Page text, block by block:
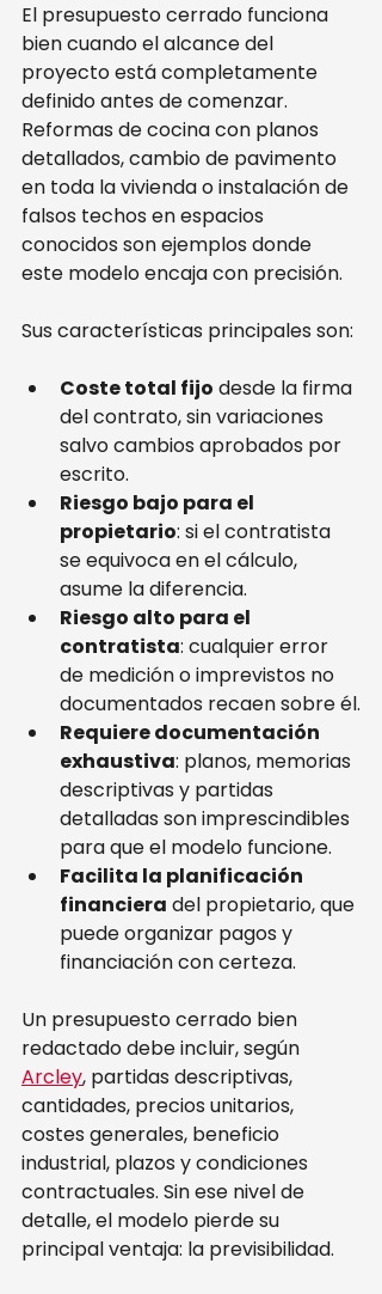
El presupuesto cerrado funciona
bien cuando el alcance del
proyecto está completamente
definido antes de comenzar.
Reformas de cocina con planos
detallados, cambio de pavimento
en toda la vivienda o instalación de
falsos techos en espacios
conocidos son ejemplos donde
este modelo encaja con precisión.
Sus características principales son:
Coste total fijo desde la firma
del contrato, sin variaciones
salvo cambios aprobados por
escrito.
Riesgo bajo para el
propietario: si el contratista
se equivoca en el cálculo,
asume la diferencia.
Riesgo alto para el
contratista: cualquier error
de medición o imprevistos no
documentados recaen sobre él.
Requiere documentación
exhaustiva: planos, memorias
descriptivas y partidas
detalladas son imprescindibles
para que el modelo funcione.
Facilita la planificación
financiera del propietario, que
puede organizar pagos y
financiación con certeza.
Un presupuesto cerrado bien
redactado debe incluir, según
Arcley, partidas descriptivas,
cantidades, precios unitarios,
costes generales, beneficio
industrial, plazos y condiciones
contractuales. Sin ese nivel de
detalle, el modelo pierde su
principal ventaja: la previsibilidad.